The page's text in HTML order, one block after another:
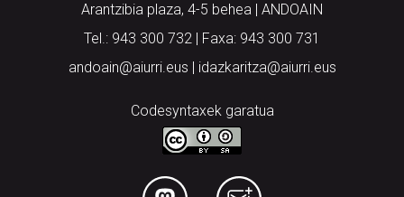
Arantzibia plaza, 4-5 behea | ANDOAIN
Tel.: 943 300 732 | Faxa: 943 300 731
andoain@aiurri.eus | idazkaritza@aiurri.eus
Codesyntaxek garatua